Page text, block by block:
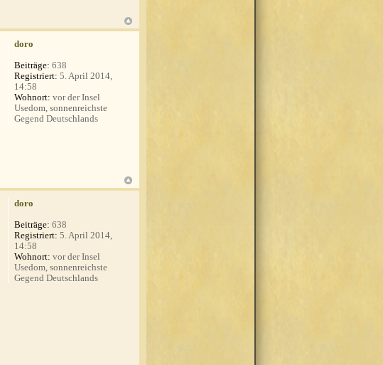
doro
Beiträge: 638
Registriert: 5. April 2014,
14:58
Wohnort: vor der Insel
Usedom, sonnenreichste
Gegend Deutschlands
doro
Beiträge: 638
Registriert: 5. April 2014,
14:58
Wohnort: vor der Insel
Usedom, sonnenreichste
Gegend Deutschlands